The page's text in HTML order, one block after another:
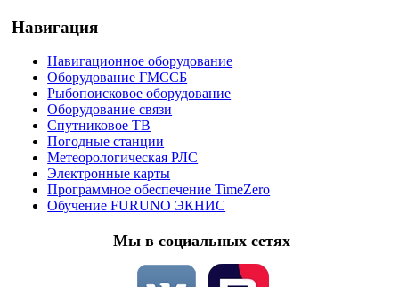
Навигация
Навигационное оборудование
Оборудование ГМССБ
Рыбопоисковое оборудование
Оборудование связи
Спутниковое ТВ
Погодные станции
Метеорологическая РЛС
Электронные карты
Программное обеспечение TimeZero
Обучение FURUNO ЭКНИС
Мы в социальных сетях